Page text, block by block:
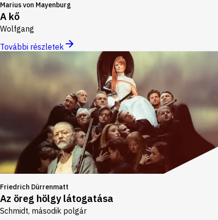
Marius von Mayenburg
A kő
Wolfgang
További részletek
Friedrich Dürrenmatt
Az öreg hölgy látogatása
Schmidt, második polgár